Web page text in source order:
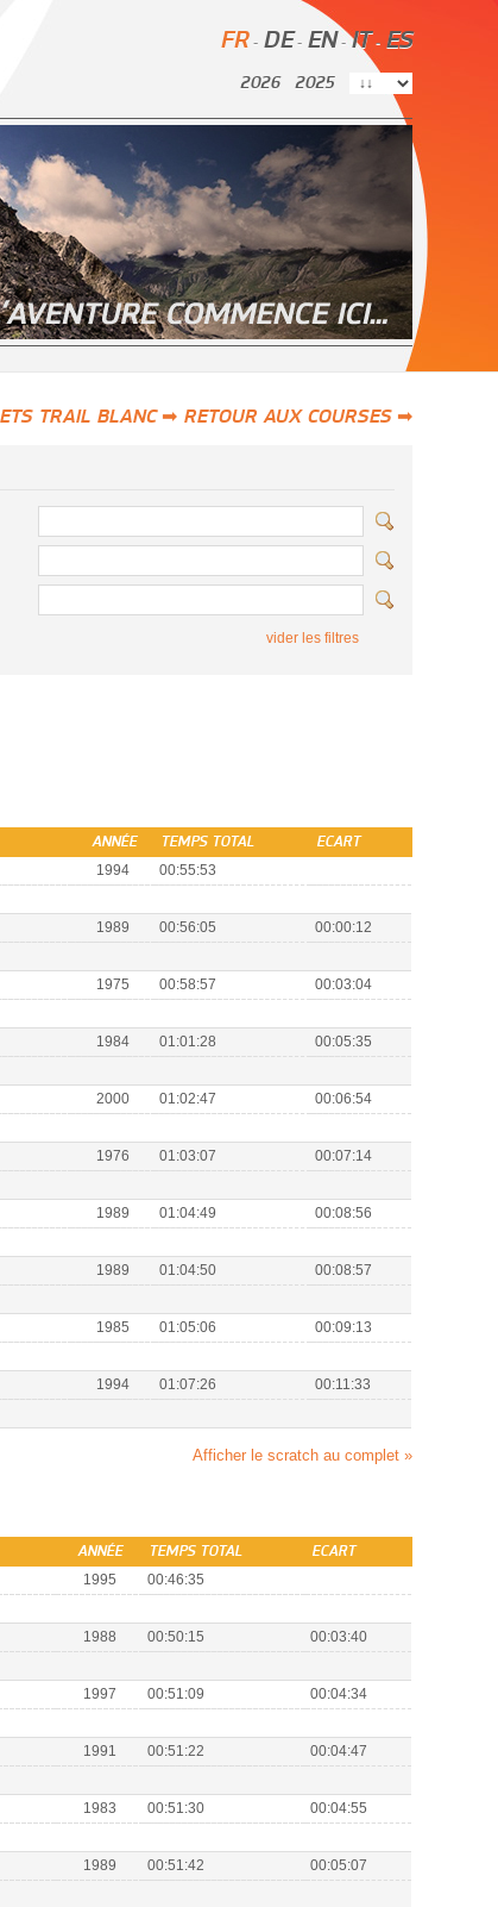
FR- DE- EN- IT - ES
2026 2025
RETOUR AUX COURSES ➡
TRAIL BLANC ➡
vider les filtres
ANNÉE TEMPS TOTAL ECART
1994 00:55:53
1989 00:56:05 00:00:12
1975 00:58:57 00:03:04
1984 01:01:28 00:05:35
2000 01:02:47 00:06:54
1976 01:03:07 00:07:14
1989 01:04:49 00:08:56
1989 01:04:50 00:08:57
1985 01:05:06 00:09:13
1994 01:07:26 00:11:33
Afficher le scratch au complet »
ANNÉE TEMPS TOTAL ECART
1995 00:46:35
1988 00:50:15 00:03:40
1997 00:51:09 00:04:34
1991 00:51:22 00:04:47
1983 00:51:30 00:04:55
1989 00:51:42 00:05:07